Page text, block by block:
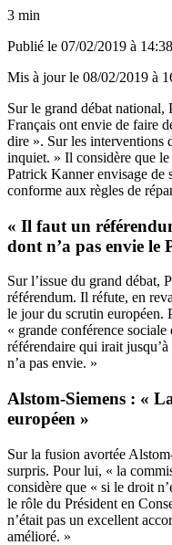
3 min
Publié le 07/02/2019 à 14:38
Mis à jour le 08/02/2019 à
Sur le grand débat national,
Français ont envie de faire
dire ». Sur les interventions
inquiet. » Il considère que le
Patrick Kanner envisage de
conforme aux règles de
« Il faut un
dont n’a pas envie le
Sur l’issue du grand débat,
référendum. Il réfute, en
le jour du scrutin européen.
« grande conférence
référendaire qui irait
n’a pas envie. »
Alstom-Siemens : «
européen »
Sur la fusion avortée
surpris. Pour lui, « la
considère que « si le droit
le rôle du Président en
n’était pas un excellent
amélioré. »